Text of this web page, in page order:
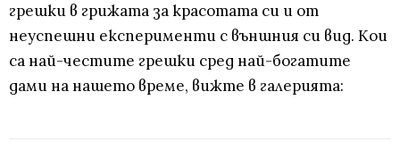
грешки в грижата за красотата си и от
неуспешни експерименти с външния си вид. Кои
са най-честите грешки сред най-богатите
дами на нашето време, вижте в галерията: